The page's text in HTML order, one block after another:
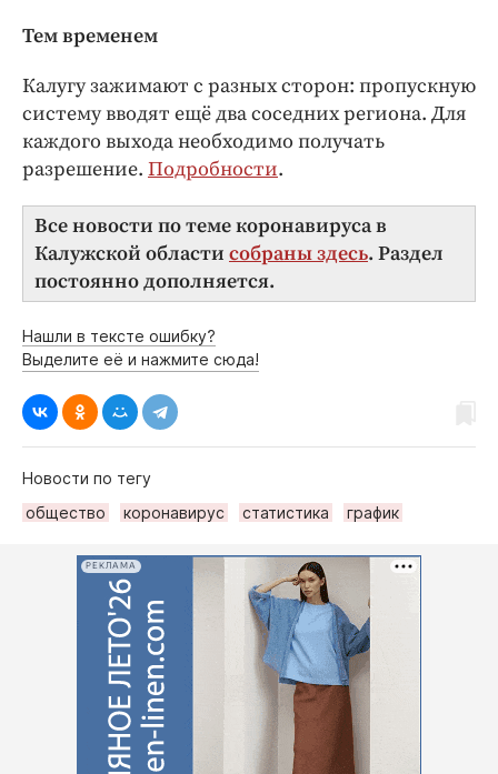
Тем временем
Калугу зажимают с разных сторон: пропускную
систему вводят ещё два соседних региона. Для
каждого выхода необходимо получать
разрешение. Подробности.
Все новости по теме коронавируса в
Калужской области собраны здесь. Раздел
постоянно дополняется.
Нашли в тексте ошибку?
Выделите её и нажмите сюда!
Новости по тегу
общество
коронавирус статистика график
РЕКЛАМА